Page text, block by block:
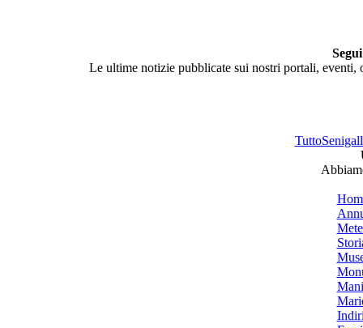
Le ultime notizie pubblicate sui nostri portali,